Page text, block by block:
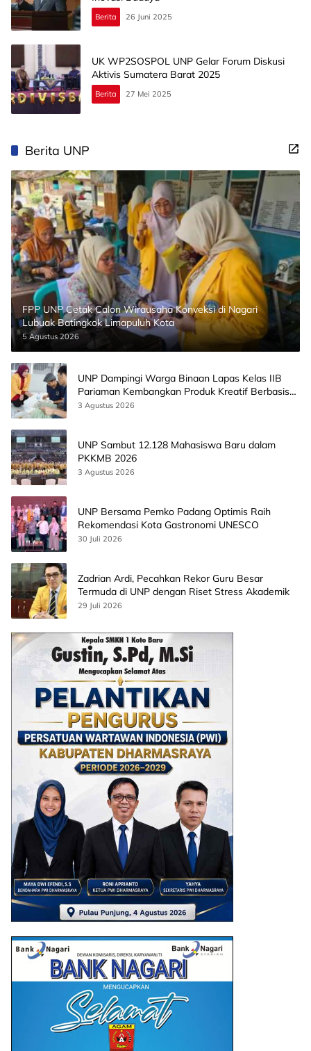
Berita 26 Juni 2025
UK WP2SOSPOL UNP Gelar Forum Diskusi
Aktivis Sumatera Barat 2025
Berita 27 Mei 2025
Berita UNP
FPP UNP Cetak Calon Wirausaha Konveksi di Nagari
Lubuak Batingkok Limapuluh Kota
5 Agustus 2026
UNP Dampingi Warga Binaan Lapas Kelas IIB
Pariaman Kembangkan Produk Kreatif Berbasis
AI
3 Agustus 2026
UNP Sambut 12.128 Mahasiswa Baru dalam
PKKMB 2026
3 Agustus 2026
UNP Bersama Pemko Padang Optimis Raih
Rekomendasi Kota Gastronomi UNESCO
30 Juli 2026
Zadrian Ardi, Pecahkan Rekor Guru Besar
Termuda di UNP dengan Riset Stress Akademik
29 Juli 2026